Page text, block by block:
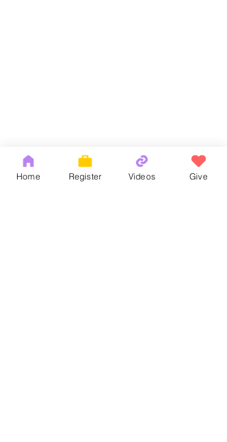
Home Register Videos Give